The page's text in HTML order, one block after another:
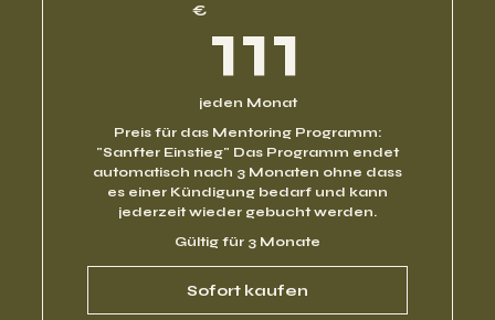
€ 111
jeden Monat
Preis für das Mentoring Programm:
"Sanfter Einstieg" Das Programm endet
automatisch nach 3 Monaten ohne dass
es einer Kündigung bedarf und kann
jederzeit wieder gebucht werden.
Gültig für 3 Monate
Sofort kaufen